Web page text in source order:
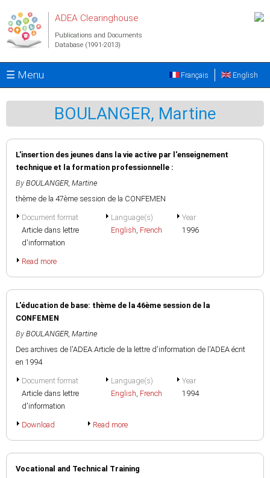
ADEA Clearinghouse
Publications and Documents
Database (1991-2013)
☰ Menu English
Français
BOULANGER, Martine
L'insertion des jeunes dans la vie active par l'enseignement
technique et la formation professionnelle :
By BOULANGER, Martine
thème de la 47ème session de la CONFEMEN
Document format
Article dans lettre
d'information
Language(s)
English, French
Year
1996
Read more
L'éducation de base: thème de la 46ème session de la
CONFEMEN
By BOULANGER, Martine
Des archives de l'ADEA:Article de la lettre d'information de l'ADEA écrit
en 1994
Document format
Article dans lettre
d'information
Language(s)
English, French
Year
1994
Download Read more
Vocational and Technical Training